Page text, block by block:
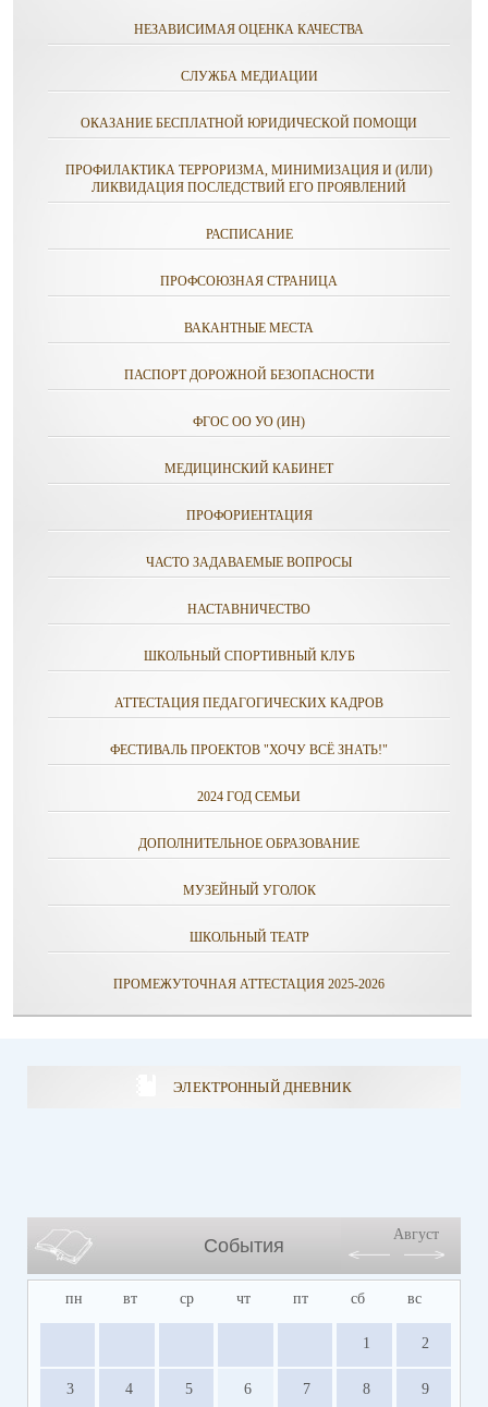
НЕЗАВИСИМАЯ ОЦЕНКА КАЧЕСТВА
СЛУЖБА МЕДИАЦИИ
ОКАЗАНИЕ БЕСПЛАТНОЙ ЮРИДИЧЕСКОЙ ПОМОЩИ
ПРОФИЛАКТИКА ТЕРРОРИЗМА, МИНИМИЗАЦИЯ И (ИЛИ)
ЛИКВИДАЦИЯ ПОСЛЕДСТВИЙ ЕГО ПРОЯВЛЕНИЙ
РАСПИСАНИЕ
ПРОФСОЮЗНАЯ СТРАНИЦА
ВАКАНТНЫЕ МЕСТА
ПАСПОРТ ДОРОЖНОЙ БЕЗОПАСНОСТИ
ФГОС ОО УО (ИН)
МЕДИЦИНСКИЙ КАБИНЕТ
ПРОФОРИЕНТАЦИЯ
ЧАСТО ЗАДАВАЕМЫЕ ВОПРОСЫ
НАСТАВНИЧЕСТВО
ШКОЛЬНЫЙ СПОРТИВНЫЙ КЛУБ
АТТЕСТАЦИЯ ПЕДАГОГИЧЕСКИХ КАДРОВ
ФЕСТИВАЛЬ ПРОЕКТОВ "ХОЧУ ВСЁ ЗНАТЬ!"
2024 ГОД СЕМЬИ
ДОПОЛНИТЕЛЬНОЕ ОБРАЗОВАНИЕ
МУЗЕЙНЫЙ УГОЛОК
ШКОЛЬНЫЙ ТЕАТР
ПРОМЕЖУТОЧНАЯ АТТЕСТАЦИЯ 2025-2026
ЭЛЕКТРОННЫЙ ДНЕВНИК
События
Август
пн вт ср чт пт сб вс
1 2
3 4 5 6 7 8 9